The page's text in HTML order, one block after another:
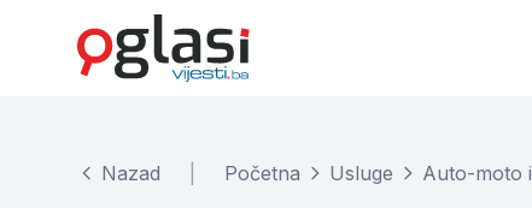
Nazad Početna Usluge Auto-moto